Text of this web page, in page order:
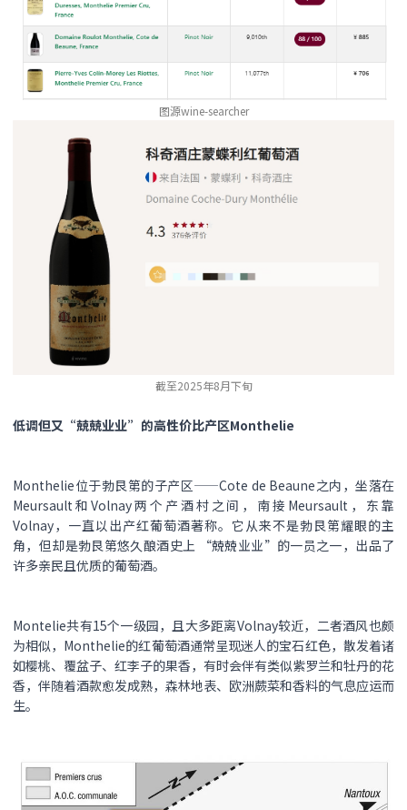
图源wine-searcher
截至2025年8月下旬
低调但又“兢兢业业”的高性价比产区Monthelie
Monthelie位于勃艮第的子产区——Cote de Beaune之内，坐落在
Meursault和Volnay两个产酒村之间，南接Meursault，东靠
Volnay，一直以出产红葡萄酒著称。它从来不是勃艮第耀眼的主
角，但却是勃艮第悠久酿酒史上 “兢兢业业”的一员之一，出品了
许多亲民且优质的葡萄酒。
Montelie共有15个一级园，且大多距离Volnay较近，二者酒风也颇
为相似，Monthelie的红葡萄酒通常呈现迷人的宝石红色，散发着诸
如樱桃、覆盆子、红李子的果香，有时会伴有类似紫罗兰和牡丹的花
香，伴随着酒款愈发成熟，森林地表、欧洲蕨菜和香料的气息应运而
生。